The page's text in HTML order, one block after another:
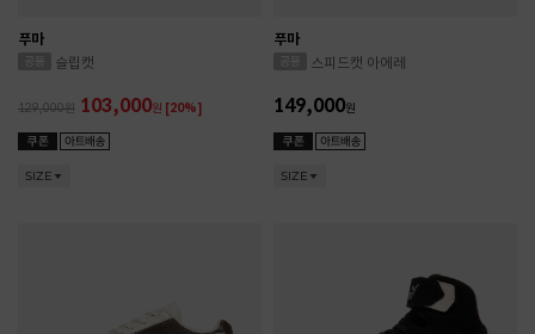
푸마
슬립캣
129,000 103,000원 [20%]
SIZE
푸마
스피드캣 아에레
149,000원
SIZE